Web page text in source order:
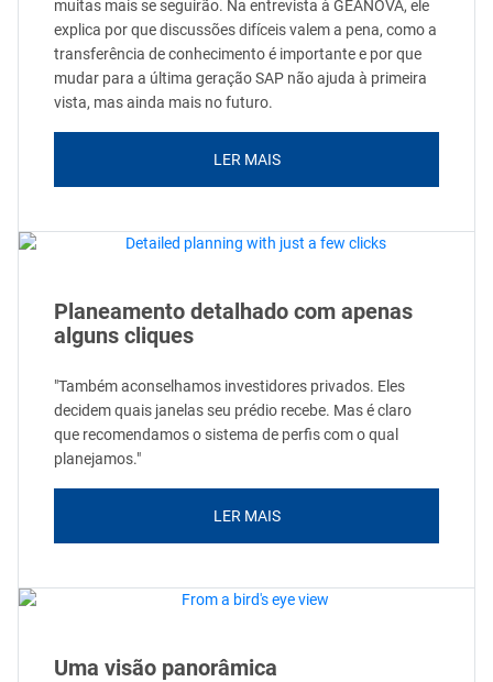
muitas mais se seguirão. Na entrevista à GEANOVA, ele
explica por que discussões difíceis valem a pena, como a
transferência de conhecimento é importante e por que
mudar para a última geração SAP não ajuda à primeira
vista, mas ainda mais no futuro.
LER MAIS
Planeamento detalhado com apenas
alguns cliques
"Também aconselhamos investidores privados. Eles
decidem quais janelas seu prédio recebe. Mas é claro
que recomendamos o sistema de perfis com o qual
planejamos."
LER MAIS
Uma visão panorâmica